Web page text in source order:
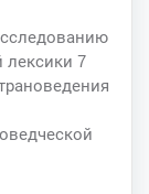
лексики 7